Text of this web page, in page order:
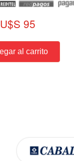
U$S 95